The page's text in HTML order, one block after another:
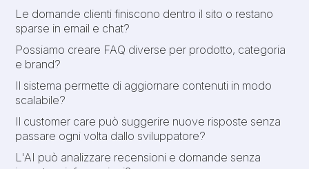
Le domande clienti finiscono dentro il sito o restano
sparse in email e chat?
Possiamo creare FAQ diverse per prodotto, categoria
e brand?
Il sistema permette di aggiornare contenuti in modo
scalabile?
Il customer care può suggerire nuove risposte senza
passare ogni volta dallo sviluppatore?
L'AI può analizzare recensioni e domande senza